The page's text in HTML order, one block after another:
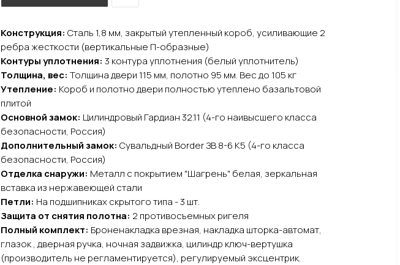
Конструкция: Сталь 1,8 мм, закрытый утепленный короб, усиливающие 2
ребра жесткости (вертикальные П-образные)
Контуры уплотнения: 3 контура уплотнения (белый уплотнитель)
Толщина, вес: Толщина двери 115 мм, полотно 95 мм. Вес до 105 кг
Утепление: Короб и полотно двери полностью утеплено базальтовой
плитой
Основной замок: Цилиндровый Гардиан 32.11 (4-го наивысшего класса
безопасности, Россия)
Дополнительный замок: Сувальдный Border ЗВ 8-6 К5 (4-го класса
безопасности, Россия)
Отделка снаружи: Металл с покрытием "Шагрень" белая, зеркальная
вставка из нержавеющей стали
Петли: На подшипниках скрытого типа - 3 шт.
Защита от снятия полотна: 2 противосъемных ригеля
Полный комплект: Броненакладка врезная, накладка шторка-автомат,
глазок , дверная ручка, ночная задвижка, цилиндр ключ-вертушка
(производитель не регламентируется), регулируемый эксцентрик.